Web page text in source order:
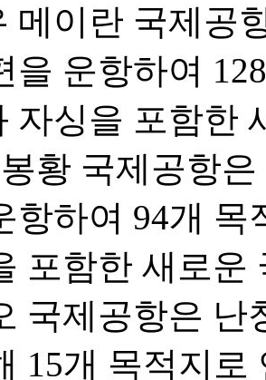
메이란 국제공
을 운항하여
자싱을 포함한
황 국제공항
항하여 94개
포함한 새로운
국제공항은 난
15개 목적지